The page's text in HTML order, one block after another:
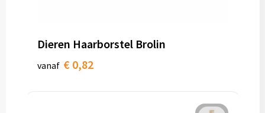
Dieren Haarborstel Brolin
vanaf € 0,82